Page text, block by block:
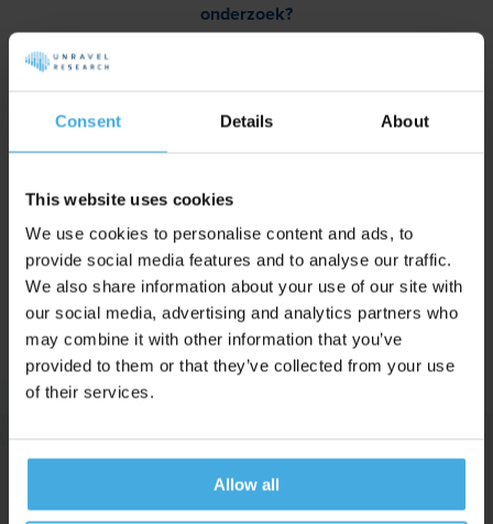
Consent Details About
This website uses cookies
We use cookies to personalise content and ads, to
provide social media features and to analyse our traffic.
We also share information about your use of our site with
our social media, advertising and analytics partners who
may combine it with other information that you’ve
provided to them or that they’ve collected from your use
of their services.
Allow all
onderzoek?
Welke apparatuur gebruikt Unravel bij een
Welke kosten zijn er verbonden aan een neuromarketing
Psychologie
Page 2 of 2
1 2